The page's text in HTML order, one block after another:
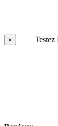
× Testez